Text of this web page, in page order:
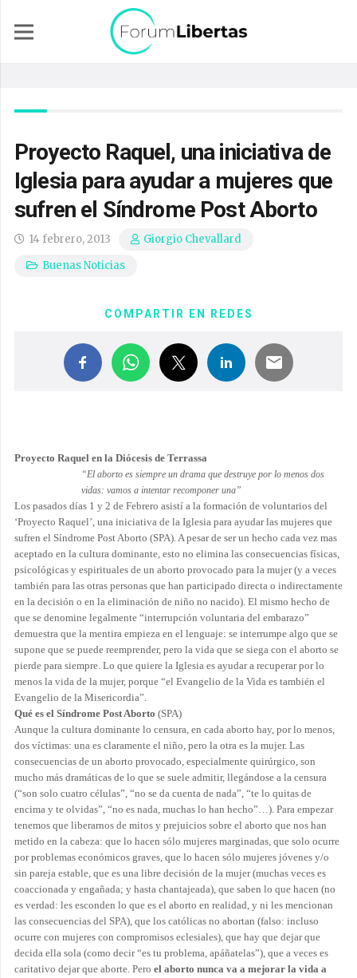
Proyecto Raquel, una iniciativa de
Iglesia para ayudar a mujeres que
sufren el Síndrome Post Aborto
14 febrero, 2013
Giorgio Chevallard
Buenas Noticias
COMPARTIR EN REDES
Proyecto Raquel en la Diócesis de Terrassa
“El aborto es siempre un drama que destruye por lo menos dos
vidas: vamos a intentar recomponer una”
Los pasados días 1 y 2 de Febrero asistí a la formación de voluntarios del
‘Proyecto Raquel’, una iniciativa de la Iglesia para ayudar las mujeres que
sufren el Síndrome Post Aborto (SPA). A pesar de ser un hecho cada vez mas
aceptado en la cultura dominante, esto no elimina las consecuencias físicas,
psicológicas y espirituales de un aborto provocado para la mujer (y a veces
también para las otras personas que han participado directa o indirectamente
en la decisión o en la eliminación de niño no nacido). El mismo hecho de
que se denomine legalmente “interrupción voluntaria del embarazo”
demuestra que la mentira empieza en el lenguaje: se interrumpe algo que se
supone que se puede reemprender, pero la vida que se siega con el aborto se
pierde para siempre. Lo que quiere la Iglesia es ayudar a recuperar por lo
menos la vida de la mujer, porque “el Evangelio de la Vida es también el
Evangelio de la Misericordia”.
Qué es el Síndrome Post Aborto (SPA)
Aunque la cultura dominante lo censura, en cada aborto hay, por lo menos,
dos víctimas: una es claramente el niño, pero la otra es la mujer. Las
consecuencias de un aborto provocado, especialmente quirúrgico, son
mucho más dramáticas de lo que se suele admitir, llegándose a la censura
(“son solo cuatro células”, “no se da cuenta de nada”, “te lo quitas de
encima y te olvidas”, “no es nada, muchas lo han hecho”…). Para empezar
tenemos que liberarnos de mitos y prejuicios sobre el aborto que nos han
metido en la cabeza: que lo hacen sólo mujeres marginadas, que solo ocurre
por problemas económicos graves, que lo hacen sólo mujeres jóvenes y/o
sin pareja estable, que es una libre decisión de la mujer (muchas veces es
coaccionada y engañada; y hasta chantajeada), que saben lo que hacen (no
es verdad: les esconden lo que es el aborto en realidad, y ni les mencionan
las consecuencias del SPA), que los católicas no abortan (falso: incluso
ocurre con mujeres con compromisos eclesiales), que hay que dejar que
decida ella sola (como decir “es tu problema, apáñatelas”), que a veces es
caritativo dejar que aborte. Pero el aborto nunca va a mejorar la vida a